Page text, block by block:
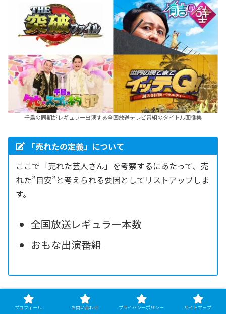
千鳥の同期がレギュラー出演する全国放送テレビ番組のタイトル画像集
「売れたの定義」について
ここで「売れた芸人さん」を考察するにあたって、売
れた”目安”と考えられる要因としてリストアップしま
す。
全国放送レギュラー本数
おもな出演番組
※準レギュラー 不定期出演は0.5
プロフィール お問い合わせ プライバシーポリシー サイトマップ